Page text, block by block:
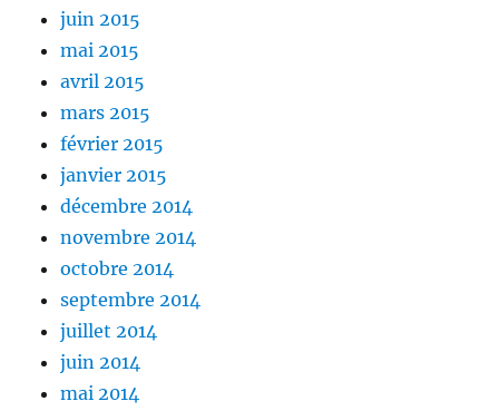
juin 2015
mai 2015
avril 2015
mars 2015
février 2015
janvier 2015
décembre 2014
novembre 2014
octobre 2014
septembre 2014
juillet 2014
juin 2014
mai 2014